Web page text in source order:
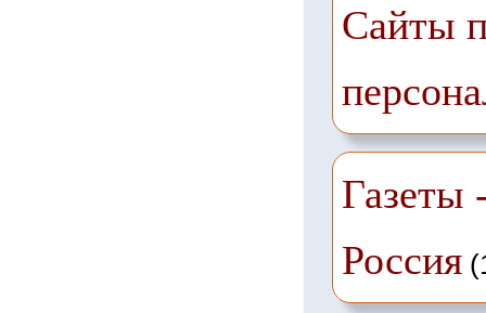
Сайты
Газеты
Россия